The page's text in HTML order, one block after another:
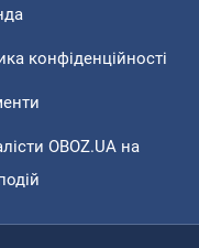
конфіденційності
OBOZ.UA на